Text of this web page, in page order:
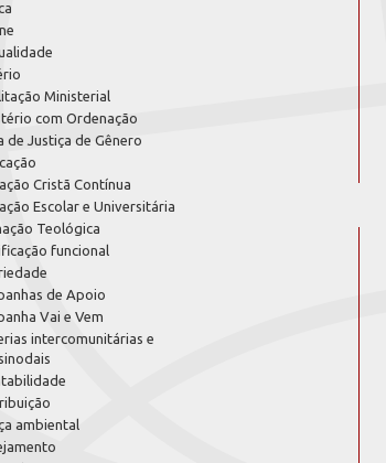
Ministerial
com Ordenação
de Justiça de Gênero
Cristã Contínua
Escolar e Universitária
Teológica
funcional
de Apoio
Vai e Vem
intercomunitárias e
ambiental